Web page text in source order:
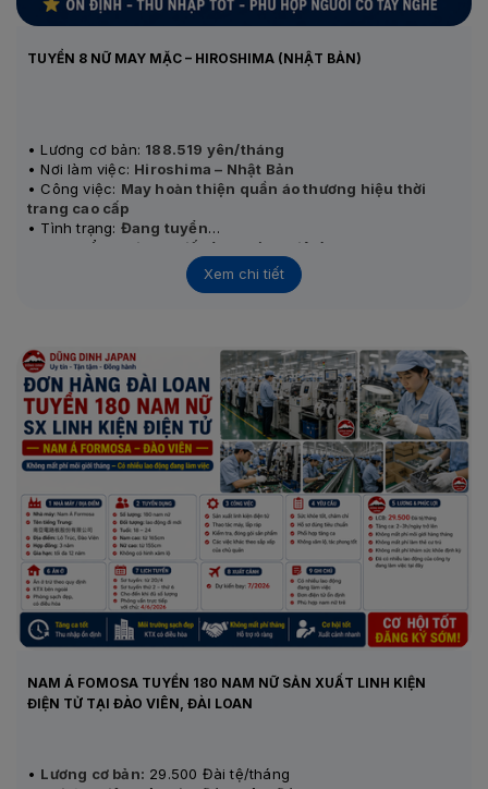
TUYỂN 8 NỮ MAY MẶC – HIROSHIMA (NHẬT BẢN)
• Lương cơ bản: 188.519 yên/tháng
• Nơi làm việc: Hiroshima – Nhật Bản
• Công việc: May hoàn thiện quần áo thương hiệu thời
trang cao cấp
• Tình trạng: Đang tuyển
• Thi tuyển:
Thi trực tiếp (8–12 ứng viên)
Xem chi tiết
NAM Á FOMOSA TUYỂN 180 NAM NỮ SẢN XUẤT LINH KIỆN
ĐIỆN TỬ TẠI ĐÀO VIÊN, ĐÀI LOAN
• Lương cơ bản: 29.500 Đài tệ/tháng